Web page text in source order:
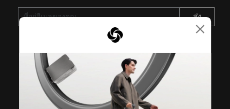
×
ส่ง
VISIT OUR OTHER BRANDS